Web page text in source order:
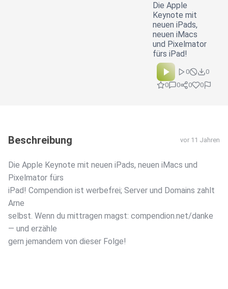
Die Apple
Keynote mit
neuen iPads,
neuen iMacs
und Pixelmator
fürs iPad!
0
0
0
0 0 0
Beschreibung vor 11 Jahren
Die Apple Keynote mit neuen iPads, neuen iMacs und
Pixelmator fürs
iPad! Compendion ist werbefrei; Server und Domains zahlt
Arne
selbst. Wenn du mittragen magst: compendion.net/danke
— und erzähle
gern jemandem von dieser Folge!